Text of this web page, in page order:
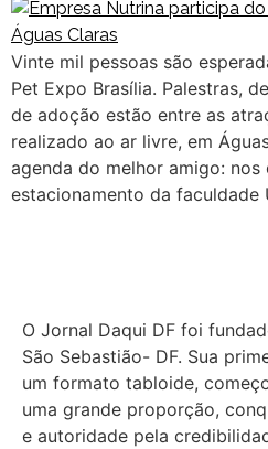
Vinte mil pessoas são
Pet Expo Brasília. Palestras,
de adoção estão entre as
realizado ao ar livre, em
agenda do melhor amigo:
estacionamento da faculdade
O Jornal Daqui DF foi
São Sebastião- DF. Sua
um formato tabloide,
uma grande proporção,
e autoridade pela